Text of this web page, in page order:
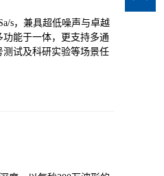
s，兼具超低噪声与卓越
能于一体，更支持多通
试及科研实验等场景任